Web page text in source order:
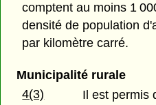
comptent au moins 1
densité de population
par kilomètre carré.
Municipalité rurale
4(3)
Il est permis